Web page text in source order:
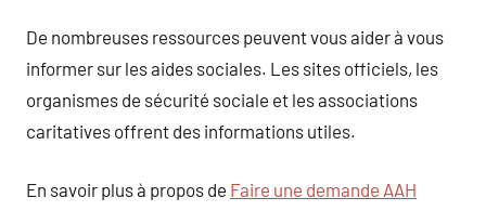
De nombreuses ressources peuvent vous aider à vous
informer sur les aides sociales. Les sites officiels, les
organismes de sécurité sociale et les associations
caritatives offrent des informations utiles.
En savoir plus à propos de Faire une demande AAH